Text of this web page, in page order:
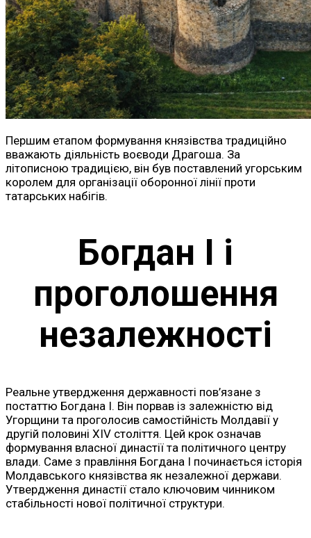
Першим етапом формування князівства традиційно
вважають діяльність воєводи Драгоша. За
літописною традицією, він був поставлений угорським
королем для організації оборонної лінії проти
татарських набігів.
Богдан I і
проголошення
незалежності
Реальне утвердження державності пов’язане з
постаттю Богдана I. Він порвав із залежністю від
Угорщини та проголосив самостійність Молдавії у
другій половині XIV століття. Цей крок означав
формування власної династії та політичного центру
влади. Саме з правління Богдана I починається історія
Молдавського князівства як незалежної держави.
Утвердження династії стало ключовим чинником
стабільності нової політичної структури.